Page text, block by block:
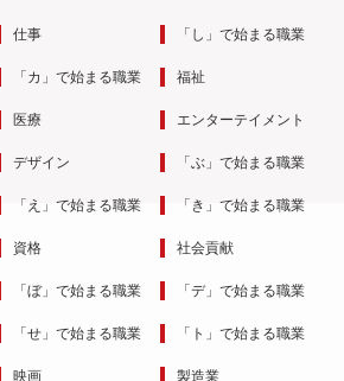
仕事 「し」で始まる職業
「カ」で始まる職業 福祉
医療 エンターテイメント
デザイン 「ぶ」で始まる職業
「え」で始まる職業 「き」で始まる職業
資格 社会貢献
「ぼ」で始まる職業 「デ」で始まる職業
「せ」で始まる職業 「ト」で始まる職業
映画 製造業